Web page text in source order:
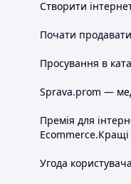
Створити
Почати
Просування в
Sprava.prom —
Премія для
Ecommerce.Кращі
Угода користувача